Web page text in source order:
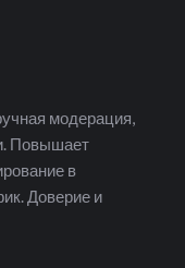
модерация,
Повышает
в
Доверие и